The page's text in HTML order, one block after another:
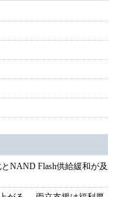
NAND Flash供給緩和が及